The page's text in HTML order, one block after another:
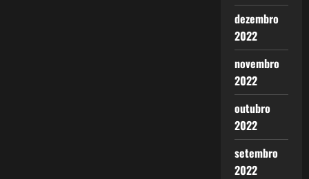
dezembro
2022
novembro
2022
outubro
2022
setembro
2022